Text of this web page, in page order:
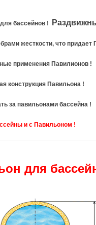
бассейнов !
жесткости, что придает
применения
конструкция Павильона !
за павильонами бассейна !
и с Павильоном !
для